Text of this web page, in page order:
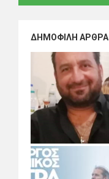
ΔΗΜΟΦΙΛΉ ΆΡΘΡΑ